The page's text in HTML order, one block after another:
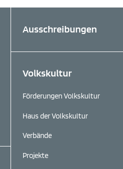
Fenster)
Ausschreibungen
Volkskultur
Förderungen Volkskultur
Haus der Volkskultur
Verbände
Projekte